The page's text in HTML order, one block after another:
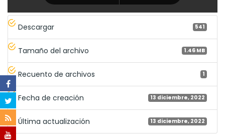
Descargar 541
Tamaño del archivo 1.46 MB
Recuento de archivos 1
Fecha de creación 13 diciembre, 2022
Última actualización 13 diciembre, 2022